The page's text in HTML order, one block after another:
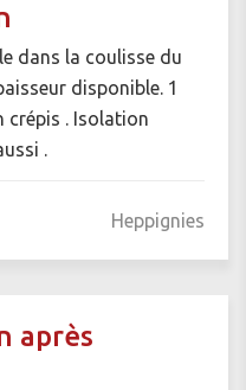
dans la coulisse du
disponible. 1
crépis . Isolation
.
Heppignies
après